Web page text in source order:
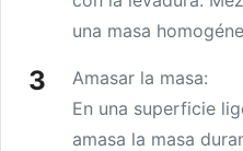
una masa
Amasar la masa:
En una superficie
amasa la masa